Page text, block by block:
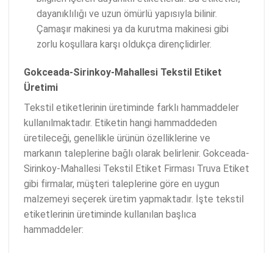
dayanıklılığı ve uzun ömürlü yapısıyla bilinir.
Çamaşır makinesi ya da kurutma makinesi gibi
zorlu koşullara karşı oldukça dirençlidirler.
Gokceada-Sirinkoy-Mahallesi Tekstil Etiket
Üretimi
Tekstil etiketlerinin üretiminde farklı hammaddeler
kullanılmaktadır. Etiketin hangi hammaddeden
üretileceği, genellikle ürünün özelliklerine ve
markanın taleplerine bağlı olarak belirlenir. Gokceada-
Sirinkoy-Mahallesi Tekstil Etiket Firması Truva Etiket
gibi firmalar, müşteri taleplerine göre en uygun
malzemeyi seçerek üretim yapmaktadır. İşte tekstil
etiketlerinin üretiminde kullanılan başlıca
hammaddeler: